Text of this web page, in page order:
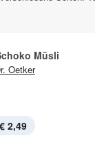
Müsli
Oetker
€ 2,49